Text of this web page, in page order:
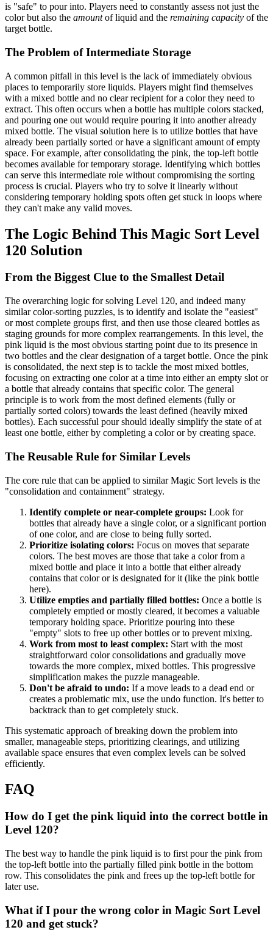
is "safe" to pour into. Players need to constantly assess not just the
color but also the amountof liquid and the remaining capacity of the
target bottle.
The Problem of Intermediate Storage
A common pitfall in this level is the lack of immediately obvious
places to temporarily store liquids. Players might find themselves
with a mixed bottle and no clear recipient for a color they need to
extract. This often occurs when a bottle has multiple colors stacked,
and pouring one out would require pouring it into another already
mixed bottle. The visual solution here is to utilize bottles that have
already been partially sorted or have a significant amount of empty
space. For example, after consolidating the pink, the top-left bottle
becomes available for temporary storage. Identifying which bottles
can serve this intermediate role without compromising the sorting
process is crucial. Players who try to solve it linearly without
considering temporary holding spots often get stuck in loops where
they can't make any valid moves.
The Logic Behind This Magic Sort Level
120 Solution
From the Biggest Clue to the Smallest Detail
The overarching logic for solving Level 120, and indeed many
similar color-sorting puzzles, is to identify and isolate the "easiest"
or most complete groups first, and then use those cleared bottles as
staging grounds for more complex rearrangements. In this level, the
pink liquid is the most obvious starting point due to its presence in
two bottles and the clear designation of a target bottle. Once the pink
is consolidated, the next step is to tackle the most mixed bottles,
focusing on extracting one color at a time into either an empty slot or
a bottle that already contains that specific color. The general
principle is to work from the most defined elements (fully or
partially sorted colors) towards the least defined (heavily mixed
bottles). Each successful pour should ideally simplify the state of at
least one bottle, either by completing a color or by creating space.
The Reusable Rule for Similar Levels
The core rule that can be applied to similar Magic Sort levels is the
"consolidation and containment" strategy.
Identify complete or near-complete groups: Look for
bottles that already have a single color, or a significant portion
of one color, and are close to being fully sorted.
Prioritize isolating colors: Focus on moves that separate
colors. The best moves are those that take a color from a
mixed bottle and place it into a bottle that either already
contains that color or is designated for it (like the pink bottle
here).
Utilize empties and partially filled bottles: Once a bottle is
completely emptied or mostly cleared, it becomes a valuable
temporary holding space. Prioritize pouring into these
"empty" slots to free up other bottles or to prevent mixing.
Work from most to least complex: Start with the most
straightforward color consolidations and gradually move
towards the more complex, mixed bottles. This progressive
simplification makes the puzzle manageable.
Don't be afraid to undo: If a move leads to a dead end or
creates a problematic mix, use the undo function. It's better to
backtrack than to get completely stuck.
This systematic approach of breaking down the problem into
smaller, manageable steps, prioritizing clearings, and utilizing
available space ensures that even complex levels can be solved
efficiently.
FAQ
How do I get the pink liquid into the correct bottle in
Level 120?
The best way to handle the pink liquid is to first pour the pink from
the top-left bottle into the partially filled pink bottle in the bottom
row. This consolidates the pink and frees up the top-left bottle for
later use.
What if I pour the wrong color in Magic Sort Level
120 and get stuck?